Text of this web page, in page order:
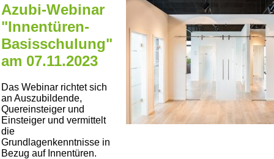
Azubi-Webinar
"Innentüren-
Basisschulung"
am 07.11.2023
Das Webinar richtet sich
an Auszubildende,
Quereinsteiger und
Einsteiger und vermittelt
die
Grundlagenkenntnisse in
Bezug auf Innentüren.